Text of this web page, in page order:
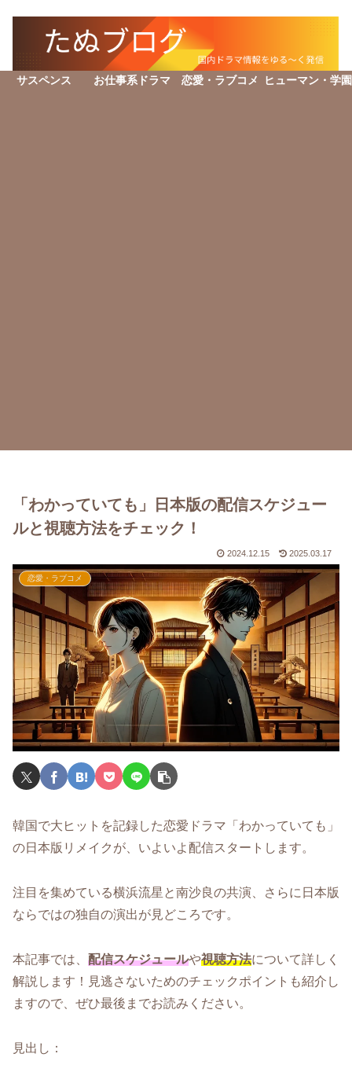
サスペンス お仕事系ドラマ 恋愛・ラブコメ ヒューマン・学園
「わかっていても」日本版の配信スケジュー
ルと視聴方法をチェック！
2024.12.15 2025.03.17
恋愛・ラブコメ
韓国で大ヒットを記録した恋愛ドラマ「わかっていても」
の日本版リメイクが、いよいよ配信スタートします。
注目を集めている横浜流星と南沙良の共演、さらに日本版
ならではの独自の演出が見どころです。
本記事では、 配信スケジュールや視聴方法について詳しく
解説します！見逃さないためのチェックポイントも紹介し
ますので、ぜひ最後までお読みください。
見出し：